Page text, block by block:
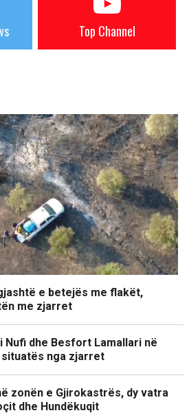
Top Channel
e betejës me flakët,
me zjarret
Nufi dhe Besfort Lamallari në
nga zjarret
zonën e Gjirokastrës, dy vatra
dhe Hundëkuqit